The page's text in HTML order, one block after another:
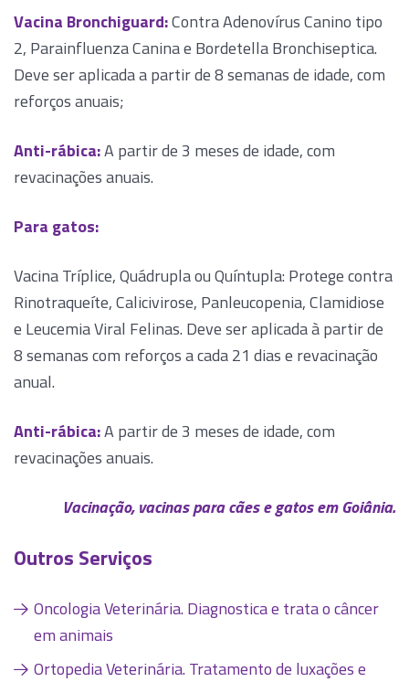
Vacina Bronchiguard:Contra Adenovírus Canino tipo
2, Parainfluenza Canina e Bordetella Bronchiseptica.
Deve ser aplicada a partir de 8 semanas de idade, com
reforços anuais;
Anti-rábica:A partir de 3 meses de idade, com
revacinações anuais.
Para gatos:
Vacina Tríplice, Quádrupla ou Quíntupla: Protege contra
Rinotraqueíte, Calicivirose, Panleucopenia, Clamidiose
e Leucemia Viral Felinas. Deve ser aplicada à partir de
8 semanas com reforços a cada 21 dias e revacinação
anual.
Anti-rábica:A partir de 3 meses de idade, com
revacinações anuais.
Vacinação, vacinas para cães e gatos em Goiânia.
Outros Serviços
Oncologia Veterinária. Diagnostica e trata o câncer
em animais
Ortopedia Veterinária. Tratamento de luxações e